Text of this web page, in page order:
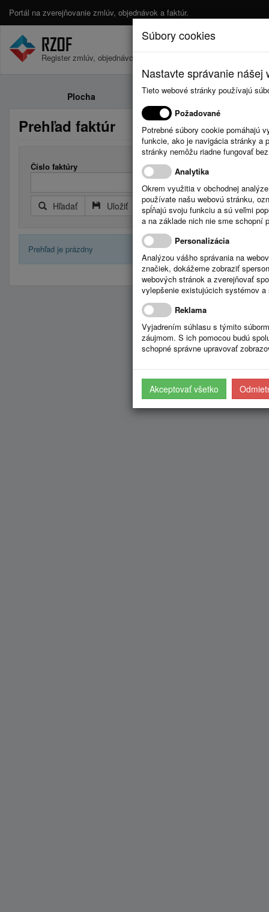
Portál na zverejňovanie zmlúv, objednávok a faktúr.
Register zmlúv, objednávok a faktúr.
Plocha Zmluvy
Prehľad faktúr
Číslo faktúry
Hľadať Uložiť Reset Rozšírený filter
Prehľad je prázdny
Súbory cookies
Nastavte správanie
Tieto webové stránky používajú
Požadované
Potrebné súbory cookie pomáhajú
funkcie, ako je navigácia stránky a
stránky nemôžu riadne fungovať
Analytika
Okrem využitia v obchodnej
používate našu webovú stránku,
spĺňajú svoju funkciu a sú veľmi
a na základe nich nie sme schopní
Personalizácia
Analýzou vášho správania na
značiek, dokážeme zobraziť
webových stránok a zverejňovať
vylepšenie existujúcich systémov
Reklama
Vyjadrením súhlasu s týmito
záujmom. S ich pomocou budú
schopné správne upravovať
Akceptovať všetko